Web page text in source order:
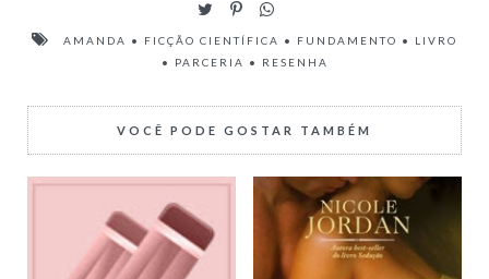
AMANDA • FICÇÃO CIENTÍFICA • FUNDAMENTO • LIVRO
•
PARCERIA • RESENHA
VOCÊ PODE GOSTAR TAMBÉM